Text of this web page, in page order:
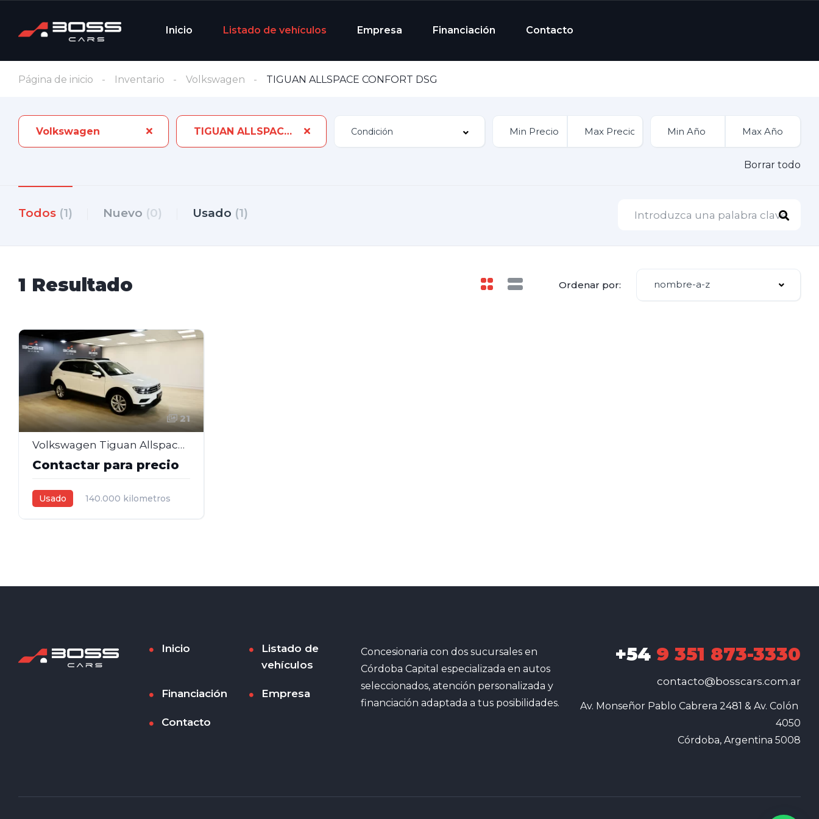
Inicio Listado de vehículos Empresa Financiación Contacto
Página de inicio Inventario Volkswagen TIGUAN ALLSPACE CONFORT DSG
Volkswagen TIGUAN ALLSPACE CONFORT DSG
Borrar todo
Todos (1) Nuevo (0) Usado (1)
1 Resultado Ordenar por: nombre-a-z
21
Volkswagen Tiguan Allspace Confortline DSG 2.0 Nafta – 2018
Contactar para precio
Usado
140.000 kilometros
Inicio
Listado de
vehículos
Financiación Empresa
Contacto
Concesionaria con dos sucursales en
Córdoba Capital especializada en autos
seleccionados, atención personalizada y
financiación adaptada a tus posibilidades.
+549 351 873-3330
contacto@bosscars.com.ar
Av. Monseñor Pablo Cabrera 2481 & Av. Colón
4050
Córdoba, Argentina 5008